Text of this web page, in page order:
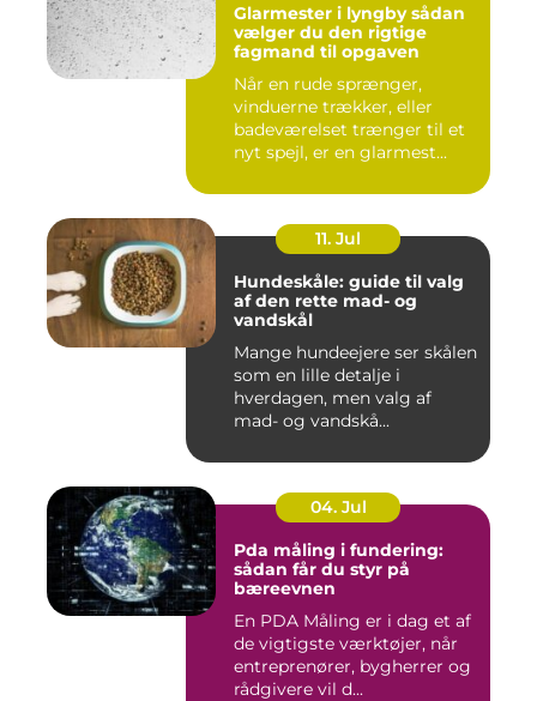
Glarmester i lyngby sådan
vælger du den rigtige
fagmand til opgaven
Når en rude sprænger,
vinduerne trækker, eller
badeværelset trænger til et
nyt spejl, er en glarmest...
11. Jul
Hundeskåle: guide til valg
af den rette mad- og
vandskål
Mange hundeejere ser skålen
som en lille detalje i
hverdagen, men valg af
mad- og vandskå...
04. Jul
Pda måling i fundering:
sådan får du styr på
bæreevnen
En PDA Måling er i dag et af
de vigtigste værktøjer, når
entreprenører, bygherrer og
rådgivere vil d...